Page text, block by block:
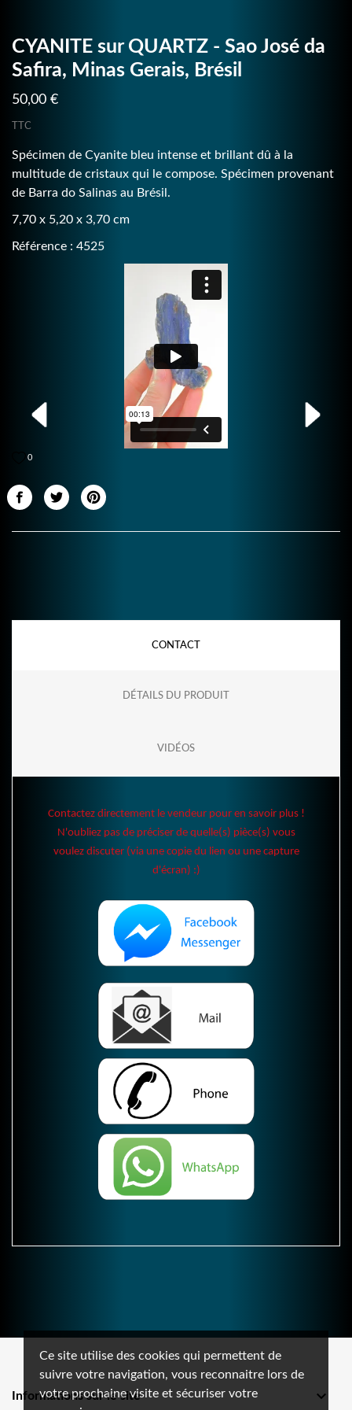
Ce site utilise des cookies qui permettent de
suivre votre navigation, vous reconnaitre lors de
votre prochaine visite et sécuriser votre
CYANITE sur QUARTZ - Sao José da
Safira, Minas Gerais, Brésil
50,00 €
TTC
Spécimen de Cyanite bleu intense et brillant dû à la
multitude de cristaux qui le compose. Spécimen provenant
de Barra do Salinas au Brésil.
7,70 x 5,20 x 3,70 cm
Référence : 4525
0
CONTACT
DÉTAILS DU PRODUIT
VIDÉOS
Contactez directement le vendeur pour en savoir plus !
N'oubliez pas de préciser de quelle(s) pièce(s) vous
voulez discuter (via une copie du lien ou une capture
d'écran) :)
Informations sur le site 